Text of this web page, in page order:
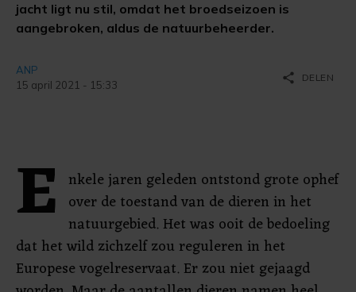
jacht ligt nu stil, omdat het broedseizoen is
aangebroken, aldus de natuurbeheerder.
ANP
15 april 2021 - 15:33
share DELEN
E nkele jaren geleden ontstond grote ophef
over de toestand van de dieren in het
natuurgebied. Het was ooit de bedoeling
dat het wild zichzelf zou reguleren in het
Europese vogelreservaat. Er zou niet gejaagd